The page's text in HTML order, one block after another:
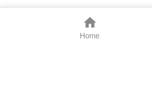
Home